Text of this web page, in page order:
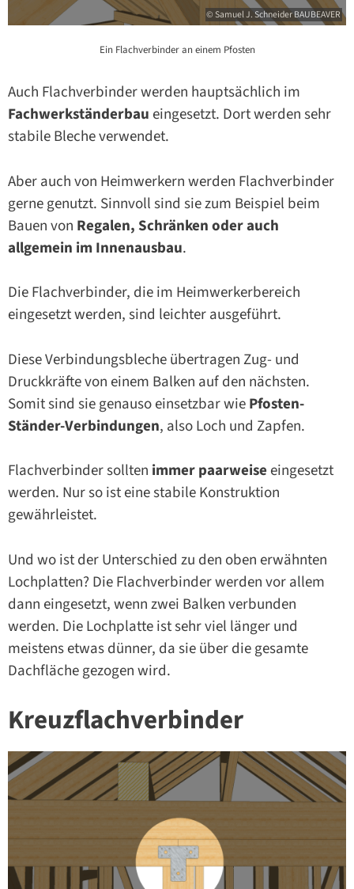
© Samuel J. Schneider BAUBEAVER
Ein Flachverbinder an einem Pfosten
Auch Flachverbinder werden hauptsächlich im
Fachwerkständerbau eingesetzt. Dort werden sehr
stabile Bleche verwendet.
Aber auch von Heimwerkern werden Flachverbinder
gerne genutzt. Sinnvoll sind sie zum Beispiel beim
Bauen von Regalen, Schränken oder auch
allgemein im Innenausbau.
Die Flachverbinder, die im Heimwerkerbereich
eingesetzt werden, sind leichter ausgeführt.
Diese Verbindungsbleche übertragen Zug- und
Druckkräfte von einem Balken auf den nächsten.
Somit sind sie genauso einsetzbar wiePfosten-
Ständer-Verbindungen, also Loch und Zapfen.
Flachverbinder sollten immer paarweise eingesetzt
werden. Nur so ist eine stabile Konstruktion
gewährleistet.
Und wo ist der Unterschied zu den oben erwähnten
Lochplatten? Die Flachverbinder werden vor allem
dann eingesetzt, wenn zwei Balken verbunden
werden. Die Lochplatte ist sehr viel länger und
meistens etwas dünner, da sie über die gesamte
Dachfläche gezogen wird.
Kreuzflachverbinder